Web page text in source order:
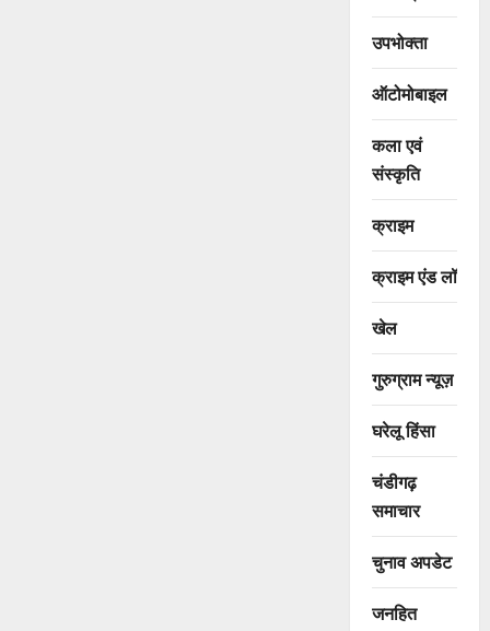
उपभोक्ता
ऑटोमोबाइल
कला एवं
संस्कृति
क्राइम
क्राइम एंड लॉ
खेल
गुरुग्राम न्यूज़
घरेलू हिंसा
चंडीगढ़
समाचार
चुनाव अपडेट
जनहित